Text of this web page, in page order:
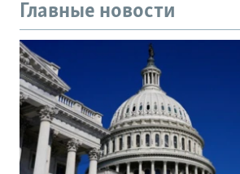
Главные новости